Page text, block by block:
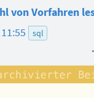
von Vorfahren
sql